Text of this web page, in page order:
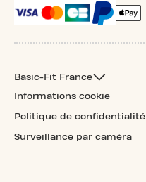
Basic-Fit France
Informations cookie
Politique de confidentialité
Surveillance par caméra